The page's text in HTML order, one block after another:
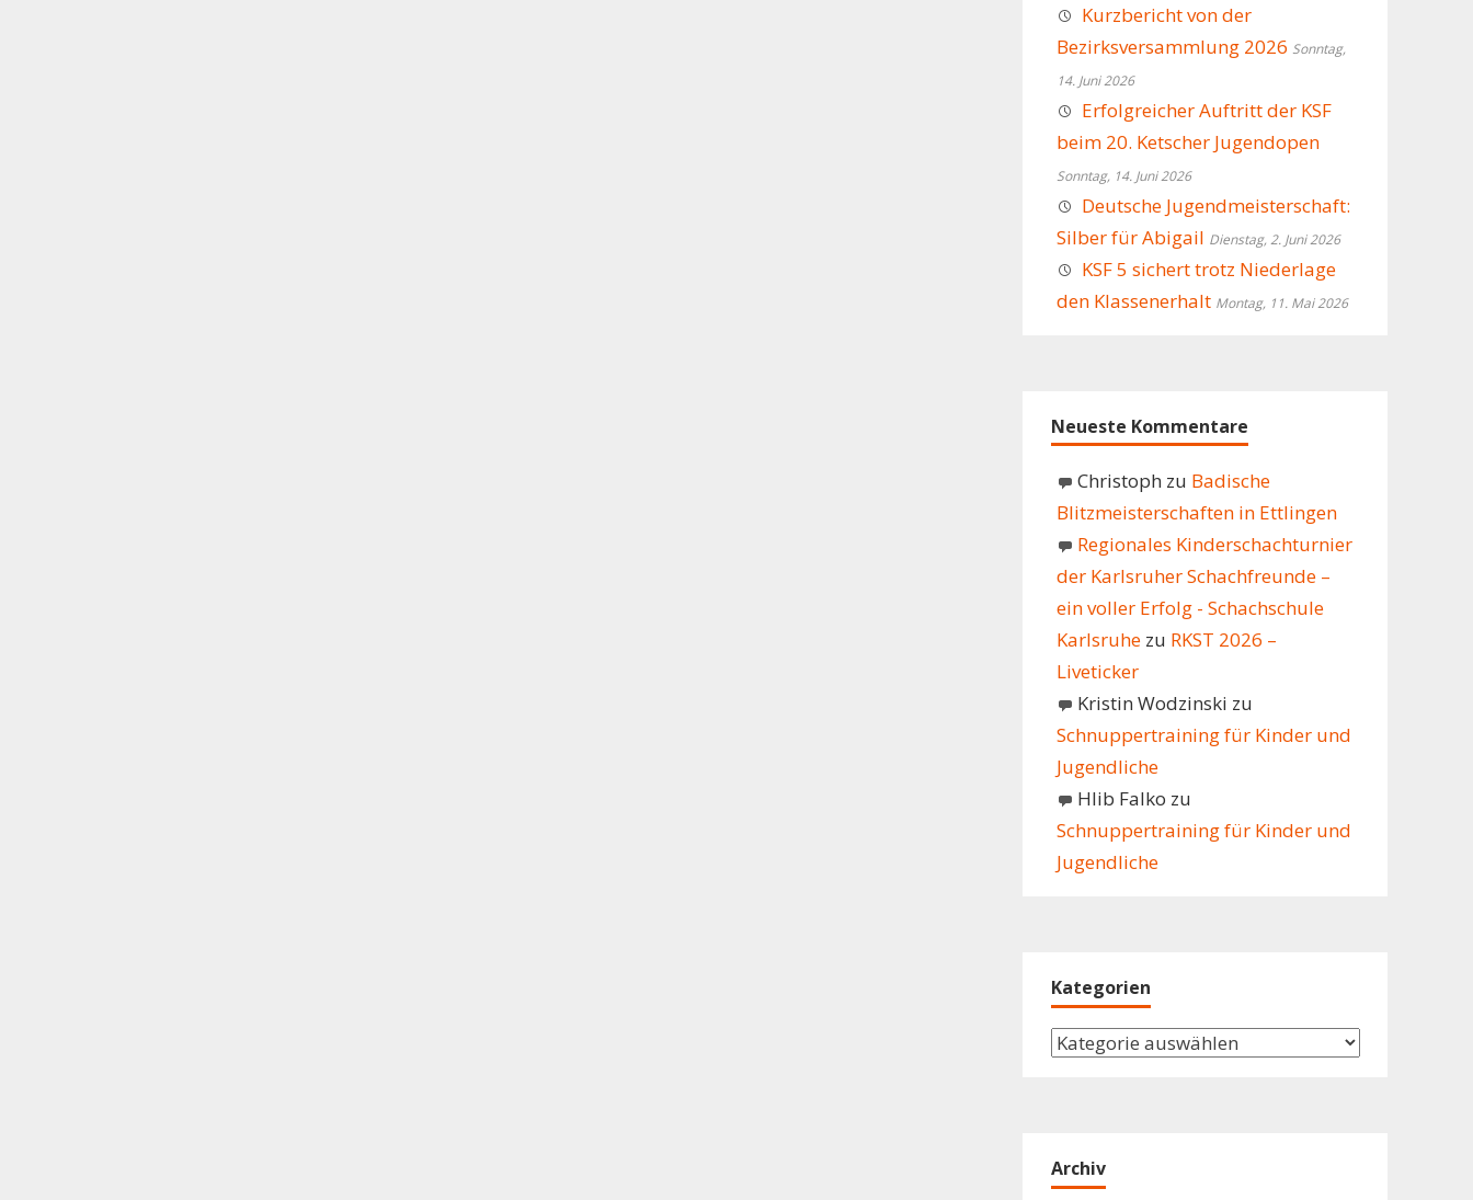
Kurzbericht von der
Bezirksversammlung 2026 Sonntag,
14. Juni 2026
Erfolgreicher Auftritt der KSF
beim 20. Ketscher Jugendopen
Sonntag, 14. Juni 2026
Deutsche Jugendmeisterschaft:
Silber für Abigail Dienstag, 2. Juni 2026
KSF 5 sichert trotz Niederlage
den Klassenerhalt Montag, 11. Mai 2026
Neueste Kommentare
Christoph zu Badische
Blitzmeisterschaften in Ettlingen
Regionales Kinderschachturnier
der Karlsruher Schachfreunde –
ein voller Erfolg - Schachschule
Karlsruhezu RKST 2026 –
Liveticker
Kristin Wodzinski zu
Schnuppertraining für Kinder und
Jugendliche
Hlib Falko zu
Schnuppertraining für Kinder und
Jugendliche
Kategorien
Kategorien
Archiv